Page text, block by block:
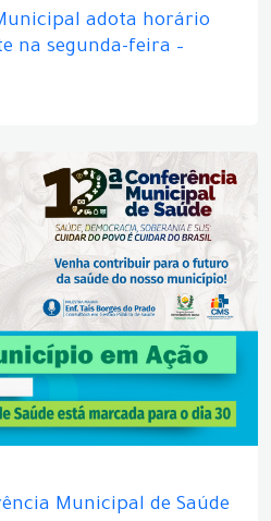
adota horário
na segunda-feira –
Municipal de Saúde